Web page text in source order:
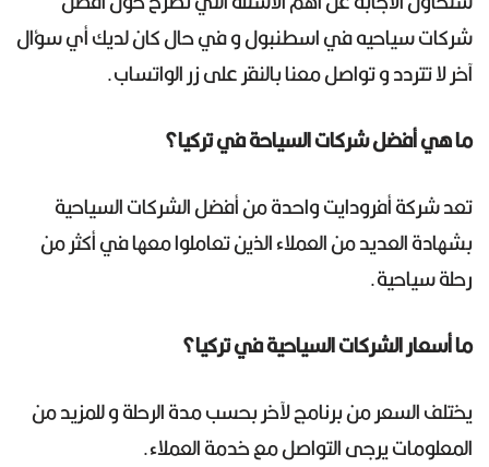
شركات سياحيه في اسطنبول و في حال كان لديك أي سؤال
آخر لا تتردد و تواصل معنا بالنقر على زر الواتساب.
ما هي أفضل شركات السياحة في تركيا؟
تعد شركة أفرودايت واحدة من أفضل الشركات السياحية
بشهادة العديد من العملاء الذين تعاملوا معها في أكثر من
رحلة سياحية.
ما أسعار الشركات السياحية في تركيا؟
يختلف السعر من برنامج لآخر بحسب مدة الرحلة و للمزيد من
المعلومات يرجى التواصل مع خدمة العملاء.